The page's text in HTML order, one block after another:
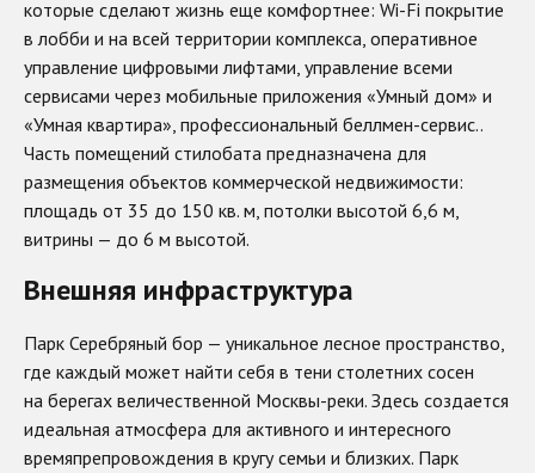
которые сделают жизнь еще комфортнее: Wi-Fi покрытие
в лобби и на всей территории комплекса, оперативное
управление цифровыми лифтами, управление всеми
сервисами через мобильные приложения «Умный дом» и
«Умная квартира», профессиональный беллмен-сервис..
Часть помещений стилобата предназначена для
размещения объектов коммерческой недвижимости:
площадь от 35 до 150 кв. м, потолки высотой 6,6 м,
витрины — до 6 м высотой.
Внешняя инфраструктура
Парк Серебряный бор — уникальное лесное пространство,
где каждый может найти себя в тени столетних сосен
на берегах величественной Москвы-реки. Здесь создается
идеальная атмосфера для активного и интересного
времяпрепровождения в кругу семьи и близких. Парк